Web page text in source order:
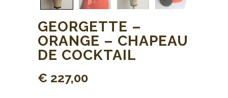
GEORGETTE –
ORANGE – CHAPEAU
DE COCKTAIL
€ 227,00